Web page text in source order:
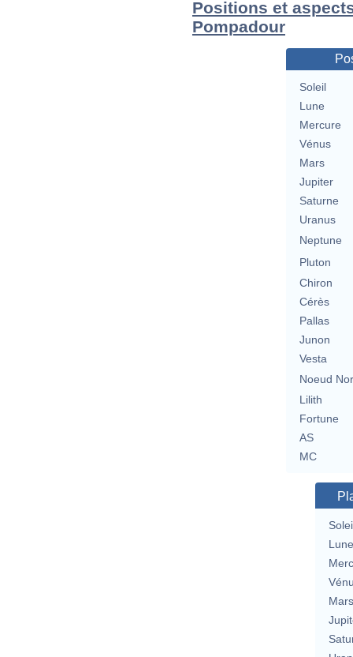
Positions et
Pompadour
Soleil
Lune
Mercure
Vénus
Mars
Jupiter
Saturne
Uranus
Neptune
Pluton
Chiron
Cérès
Pallas
Junon
Vesta
Noeud
Lilith
Fortune
AS
MC
Lune
Mars